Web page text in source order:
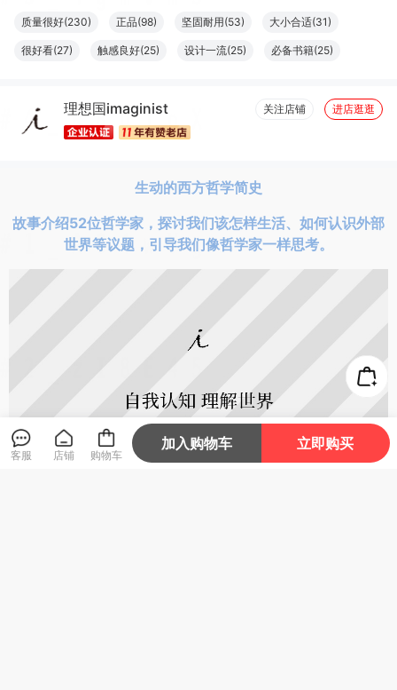
质量很好(230) 正品(98) 坚固耐用(53) 大小合适(31)
很好看(27) 触感良好(25) 设计一流(25) 必备书籍(25)
结实牢固(19) 包装很好(18) 图文清晰(15)
真材实料(12) 物流很快(10)
理想国imaginist 关注店铺 进店逛逛
生动的西方哲学简史
故事介绍52位哲学家，探讨我们该怎样生活、如何认识外部
世界等议题，引导我们像哲学家一样思考。
客服 店铺 购物车
加入购物车 立即购买